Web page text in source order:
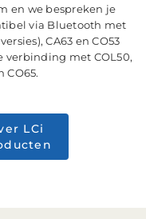
en we bespreken je
via Bluetooth met
CA63 en CO53
verbinding met COL50,
CO65.
LCi